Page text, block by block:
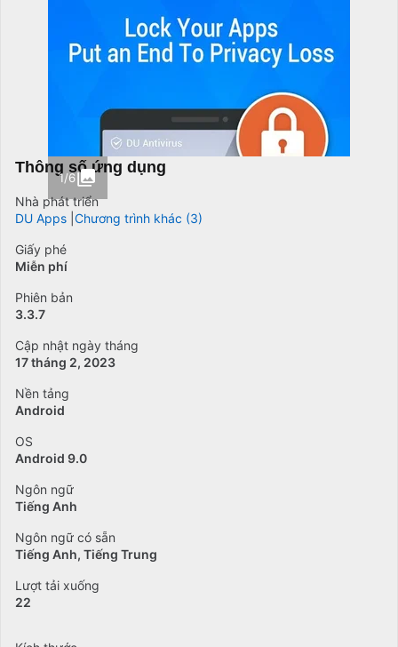
1/6
Thông số ứng dụng
Nhà phát triển
DU Apps Chương trình khác (3)
Giấy phé
Miễn phí
Phiên bản
3.3.7
Cập nhật ngày tháng
17 tháng 2, 2023
Nền tảng
Android
OS
Android 9.0
Ngôn ngữ
Tiếng Anh
Ngôn ngữ có sẵn
Tiếng Anh Tiếng Trung
Lượt tải xuống
22